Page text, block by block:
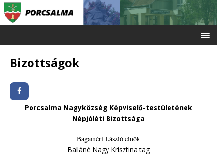
Bizottságok
Porcsalma Nagyközség Képviselő-testületének
Népjóléti Bizottsága
Bagaméri László elnök
Balláné Nagy Krisztina tag